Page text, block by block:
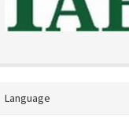
Language